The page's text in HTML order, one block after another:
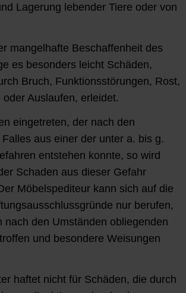
Lagerung lebender Tiere oder von
mangelhafte Beschaffenheit des
es besonders leicht Schäden,
Bruch, Funktionsstörungen, Rost,
Auslaufen, erleidet.
eingetreten, der nach den
aus einer der unter a. bis g.
entstehen konnte, so wird
Schaden aus dieser Gefahr
Möbelspediteur kann sich auf die
nur berufen,
nach den Umständen obliegenden
und besondere Weisungen
haftet nicht für Schäden, die durch